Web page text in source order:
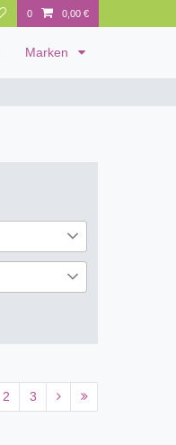
0 0,00 €
Marken
19
1
2 3